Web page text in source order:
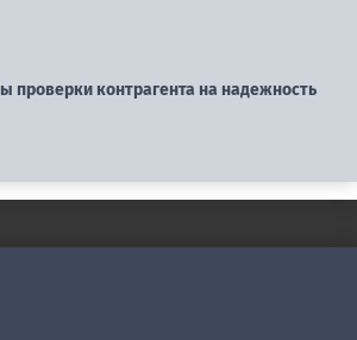
проверки контрагента на надежность